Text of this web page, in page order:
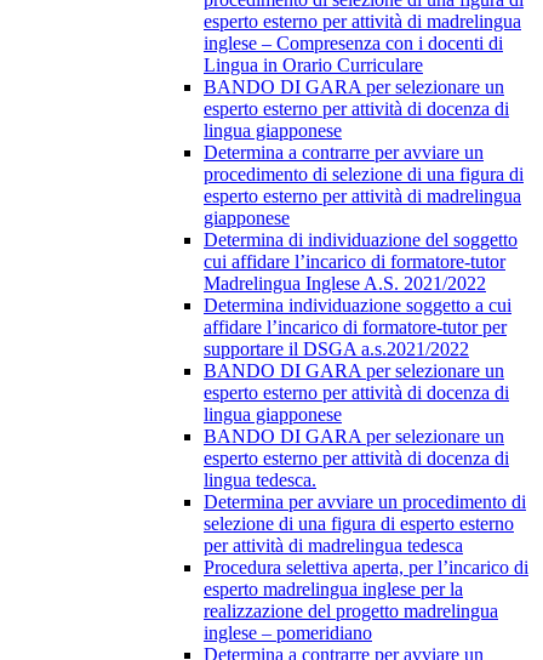
esperto esterno per attività di madrelingua
inglese – Compresenza con i docenti di
Lingua in Orario Curriculare
BANDO DI GARA per selezionare un
esperto esterno per attività di docenza di
lingua giapponese
Determina a contrarre per avviare un
procedimento di selezione di una figura di
esperto esterno per attività di madrelingua
giapponese
Determina di individuazione del soggetto
cui affidare l’incarico di formatore-tutor
Madrelingua Inglese A.S. 2021/2022
Determina individuazione soggetto a cui
affidare l’incarico di formatore-tutor per
supportare il DSGA a.s.2021/2022
BANDO DI GARA per selezionare un
esperto esterno per attività di docenza di
lingua giapponese
BANDO DI GARA per selezionare un
esperto esterno per attività di docenza di
lingua tedesca.
Determina per avviare un procedimento di
selezione di una figura di esperto esterno
per attività di madrelingua tedesca
Procedura selettiva aperta, per l’incarico di
esperto madrelingua inglese per la
realizzazione del progetto madrelingua
inglese – pomeridiano
Determina a contrarre per avviare un